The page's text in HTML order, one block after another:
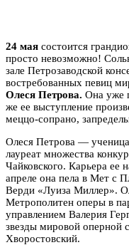
24 мая состоится
просто невозможно!
зале Петрозаводской
востребованных певиц
Олеся Петрова. Она уже
же ее выступление
меццо-сопрано,
Олеся Петрова —
лауреат множества
Чайковского. Карьера ее
апреле она пела в Мет с
Верди «Луиза Миллер».
Метрополитен оперы в
управлением Валерия
звезды мировой оперной
Хворостовский.